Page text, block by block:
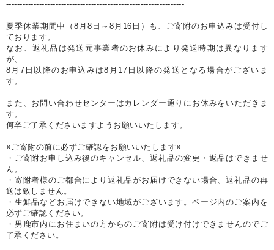
-----------------------------------------------------------------
夏季休業期間中（8月8日～8月16日）も、ご寄附のお申込みは受付し
ております。
なお、返礼品は発送元事業者のお休みにより発送時期は異なります
が、
8月7日以降のお申込みは8月17日以降の発送となる場合がございま
す。
また、お問い合わせセンターはカレンダー通りにお休みをいただきま
す。
何卒ご了承くださいますようお願いいたします。
※ご寄附の前に必ずご確認をお願いいたします※
・ご寄附お申し込み後のキャンセル、返礼品の変更・返品はできませ
ん。
・寄附者様のご都合により返礼品がお届けできない場合、返礼品の再
送は致しません。
・生鮮品などお届けできない地域がございます。ページ内のご案内を
必ずご確認ください。
・男鹿市内にお住まいの方からのご寄附は受け付けできませんのでご
了承ください。